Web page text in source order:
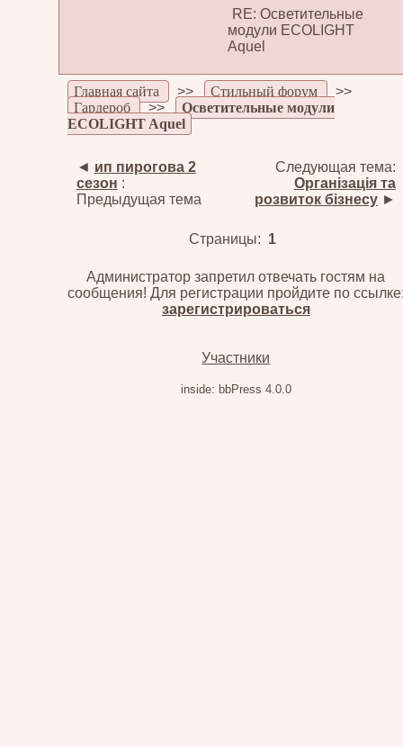
RE: Осветительные
модули ECOLIGHT
Aquel
Главная сайта >> Стильный форум
>>
Гардероб
>>
Осветительные модули
ECOLIGHT Aquel
◄ ип пирогова 2
сезон :
Предыдущая тема
Следующая тема:
Організація та
розвиток бізнесу►
Страницы: 1
Администратор запретил отвечать гостям на
сообщения! Для регистрации пройдите по
зарегистрироваться
Участники
inside: bbPress 4.0.0